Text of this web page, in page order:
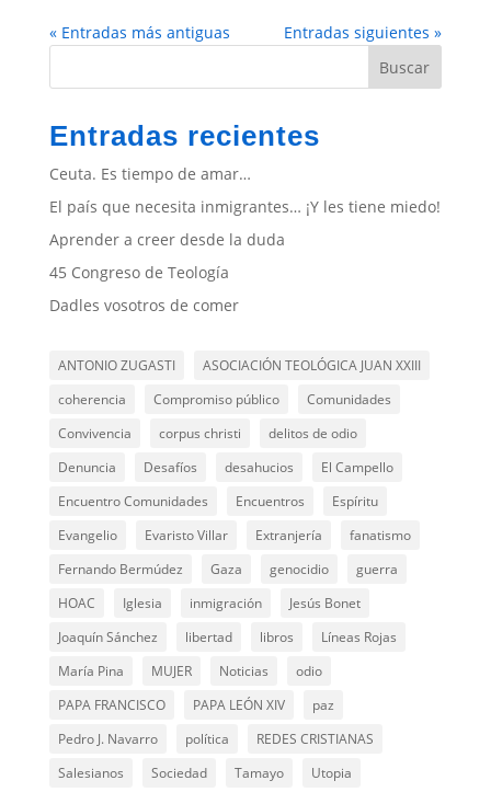
« Entradas más antiguas
Entradas siguientes »
Buscar
Entradas recientes
Ceuta. Es tiempo de amar…
El país que necesita inmigrantes… ¡Y les tiene miedo!
Aprender a creer desde la duda
45 Congreso de Teología
Dadles vosotros de comer
ANTONIO ZUGASTI
ASOCIACIÓN TEOLÓGICA JUAN XXIII
coherencia
Compromiso público
Comunidades
Convivencia
corpus christi
delitos de odio
Denuncia
Desafíos desahucios
El Campello
Encuentro Comunidades
Encuentros
Espíritu
Evangelio
Evaristo Villar Extranjería
fanatismo
Fernando Bermúdez
Gaza genocidio
guerra
HOAC
Iglesia inmigración
Jesús Bonet
Joaquín Sánchez
libertad libros
Líneas Rojas
María Pina
MUJER Noticias
odio
PAPA FRANCISCO
PAPA LEÓN XIV
paz
Pedro J. Navarro
política
REDES CRISTIANAS
Salesianos
Sociedad Tamayo Utopia